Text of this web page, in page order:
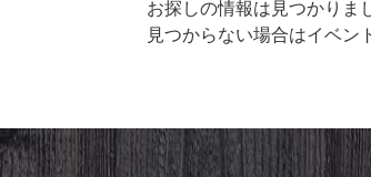
お探しの情報は見つかりま
見つからない場合はイベン